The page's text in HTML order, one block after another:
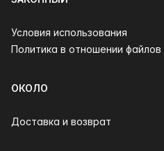
Условия использования
Политика в отношении
ОКОЛО
Доставка и возврат